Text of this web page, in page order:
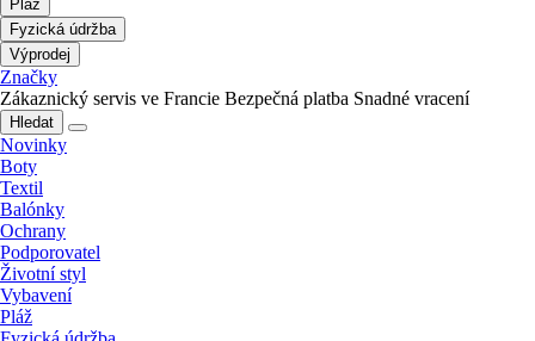
Pláž
Fyzická údržba
Výprodej
Značky
Zákaznický servis ve Francie Bezpečná platba Snadné vracení
Hledat
Novinky
Boty
Textil
Balónky
Ochrany
Podporovatel
Životní styl
Vybavení
Pláž